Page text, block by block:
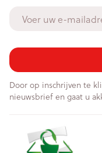
Door op inschrijven te
nieuwsbrief en gaat u